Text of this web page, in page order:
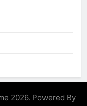
2026. Powered By